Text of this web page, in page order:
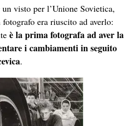
visto per l’Unione Sovietica,
fotografo era riuscito ad averlo:
è la prima fotografa ad aver la
i cambiamenti in seguito
.